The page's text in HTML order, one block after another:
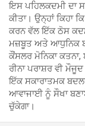
ਇਸ ਪਹਿਲਕਦਮੀ ਦਾ
ਕੀਤਾ। ਉਨ੍ਹਾਂ ਕਿਹਾ
ਕਰਨ ਵੱਲ ਇੱਕ ਠੋਸ
ਮਜ਼ਬੂਤ ਅਤੇ ਆਧੁਨਿਕ
ਕੌਂਸਲਰ ਮੋਨਿਕਾ
ਰੀਨਾ ਪਰਾਸ਼ਰ ਵੀ
ਇੱਕ ਸਕਾਰਾਤਮਕ
ਆਵਾਜਾਈ ਨੂੰ ਸੌਖਾ
ਚੁੱਕੇਗਾ।